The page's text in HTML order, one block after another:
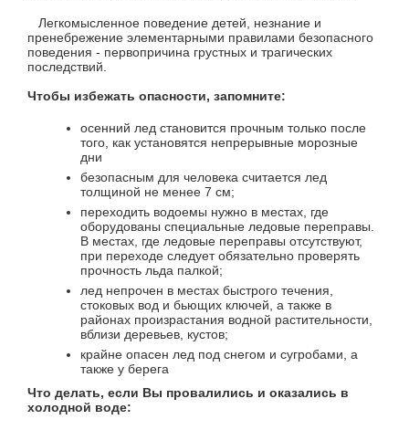
Легкомысленное поведение детей, незнание и
пренебрежение элементарными правилами безопасного
поведения - первопричина грустных и трагических
последствий.
Чтобы избежать опасности, запомните:
осенний лед становится прочным только после
того, как установятся непрерывные морозные
дни
безопасным для человека считается лед
толщиной не менее 7 см;
переходить водоемы нужно в местах, где
оборудованы специальные ледовые переправы.
В местах, где ледовые переправы отсутствуют,
при переходе следует обязательно проверять
прочность льда палкой;
лед непрочен в местах быстрого течения,
стоковых вод и бьющих ключей, а также в
районах произрастания водной растительности,
вблизи деревьев, кустов;
крайне опасен лед под снегом и сугробами, а
также у берега
Что делать, если Вы провалились и оказались в
холодной воде: